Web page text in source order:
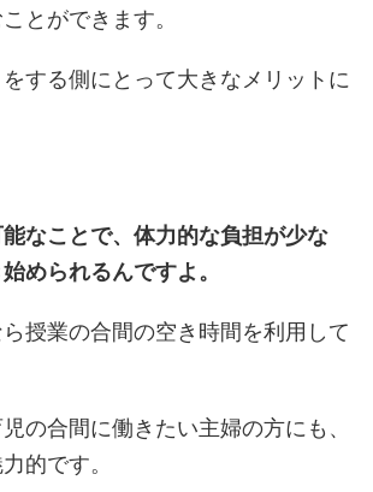
とができます。
する側にとって大きなメリットに
なことで、体力的な負担が少な
められるんですよ。
授業の合間の空き時間を利用して
の合間に働きたい主婦の方にも、
的です。